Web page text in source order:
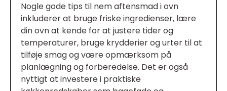
Nogle gode tips til nem aftensmad i ovn
inkluderer at bruge friske ingredienser, lære
din ovn at kende for at justere tider og
temperaturer, bruge krydderier og urter til at
tilføje smag og være opmærksom på
planlægning og forberedelse. Det er også
nyttigt at investere i praktiske